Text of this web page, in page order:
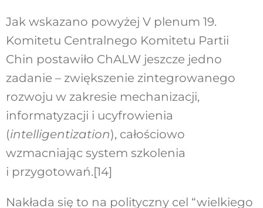
Jak wskazano powyżej V plenum 19.
Komitetu Centralnego Komitetu Partii
Chin postawiło ChALW jeszcze jedno
zadanie – zwiększenie zintegrowanego
rozwoju w zakresie mechanizacji,
informatyzacji i ucyfrowienia
(intelligentization), całościowo
wzmacniając system szkolenia
i przygotowań.[14]
Nakłada się to na polityczny cel “wielkiego